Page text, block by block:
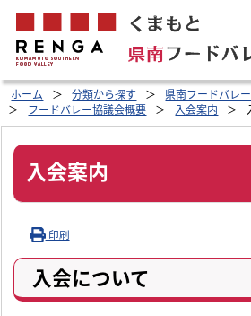
ホーム 分類から探す
県南フードバレー
フードバレー協議会概要
入会案内
入会案内
印刷
入会について